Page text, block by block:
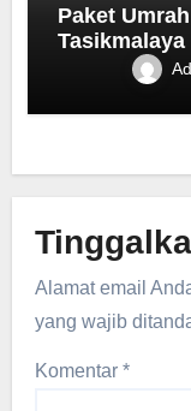
Paket
Tasikmalaya
Alamat email
yang wajib
Komentar*